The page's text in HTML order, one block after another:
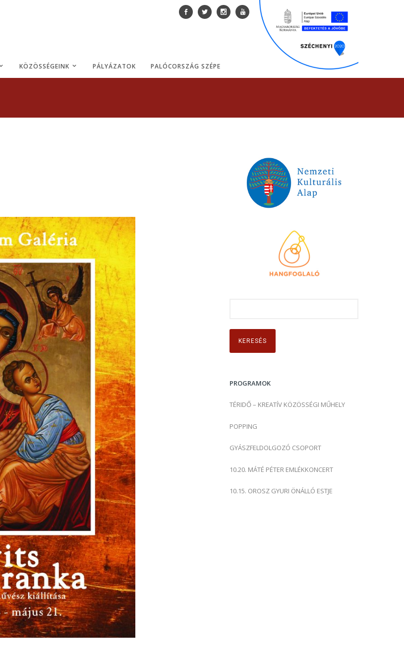
KÖZÖSSÉGEINK PÁLYÁZATOK PALÓCORSZÁG SZÉPE
r
s
:PROGRAMOK
TÉRIDŐ – KREATÍV KÖZÖSSÉGI MŰHELY
POPPING
GYÁSZFELDOLGOZÓ CSOPORT
10.20. MÁTÉ PÉTER EMLÉKKONCERT
10.15. OROSZ GYURI ÖNÁLLÓ ESTJE